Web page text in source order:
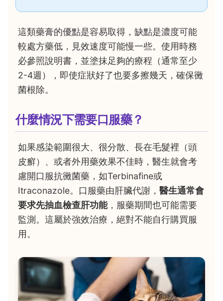
這類藥膏的優點是容易取得，缺點是濃度可能
較處方藥低，見效速度可能慢一些。使用時務
必參照說明書，並塗抹足夠的療程（通常至少
2-4週），即使症狀好了也要多擦幾天，確保黴
菌根除。
什麼情況下需要口服藥？
如果感染範圍很大、很分散、長在毛髮裡（頭
皮癬）、或者外用藥效果不佳時，醫生就會考
慮開口服抗黴菌藥，如Terbinafine或
Itraconazole。口服藥由肝臟代謝， 醫生通常會
要求先抽血檢查肝功能，服藥期間也可能需要
監測。這屬於強效治療，絕對不能自行購買服
用。